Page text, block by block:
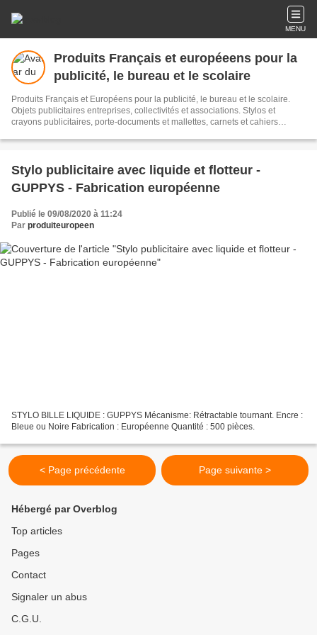
MENU
Produits Français et européeens pour la
publicité, le bureau et le scolaire
Produits Français et Européens pour la publicité, le bureau et le scolaire.
Objets publicitaires entreprises, collectivités et associations. Stylos et
crayons publicitaires, porte-documents et mallettes, carnets et cahiers
microfibres, gourdes et bidons, boîtes à goûter, règles triangulaires kutch
bâtons de marche, disques de stationnement zone bleue, jeux, puzzles et
casse-têtes en bois, pince à tique, pots et taille-crayons, porte-clés en métal
recyclé. Produits FSC®
Stylo publicitaire avec liquide et flotteur -
GUPPYS - Fabrication européenne
Publié le 09/08/2020 à 11:24
Par produiteuropeen
STYLO BILLE LIQUIDE : GUPPYS Mécanisme: Rétractable tournant. Encre :
Bleue ou Noire Fabrication : Européenne Quantité : 500 pièces.
< Page précédente Page suivante >
Hébergé par Overblog
Top articles
Pages
Contact
Signaler un abus
C.G.U.